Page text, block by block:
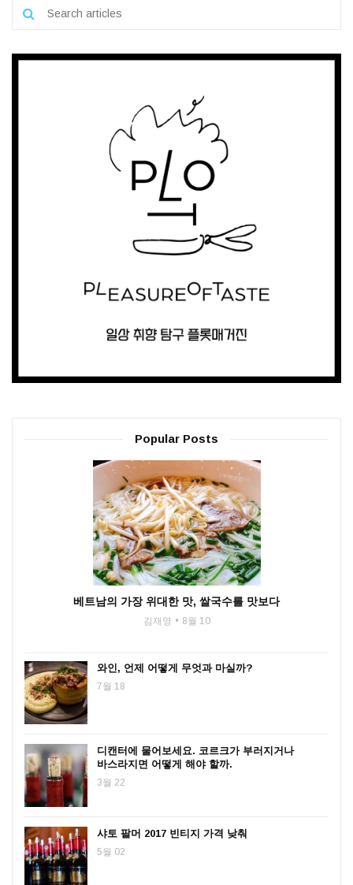
Popular Posts
베트남의 가장 위대한 맛, 쌀국수를 맛보다
김재영 8월 10
와인, 언제 어떻게 무엇과 마실까?
7월 18
디캔터에 물어보세요. 코르크가 부러지거나
바스라지면 어떻게 해야 할까.
3월 22
샤토 팔머 2017 빈티지 가격 낮춰
5월 02